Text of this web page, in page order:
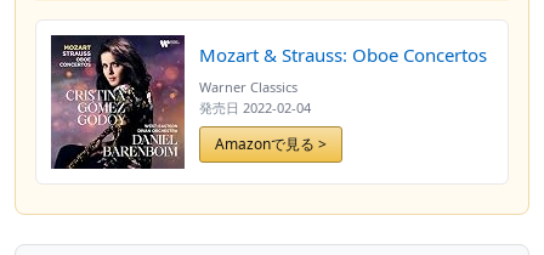
Mozart & Strauss: Oboe Concertos
Warner Classics
発売日 2022-02-04
Amazonで見る >